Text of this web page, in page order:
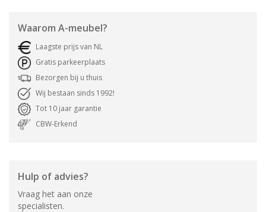
Waarom A-meubel?
Laagste prijs van NL
Gratis parkeerplaats
Bezorgen bij u thuis
Wij bestaan sinds 1992!
Tot 10 jaar garantie
CBW-Erkend
Hulp of advies?
Vraag het aan onze
specialisten.